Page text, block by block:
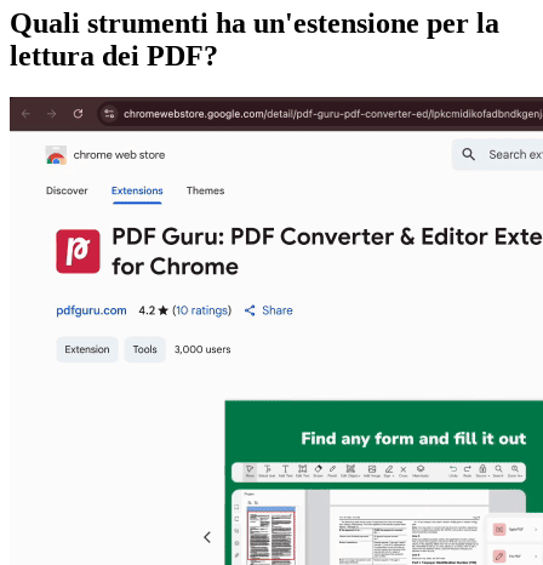
Quali strumenti ha un'estensione per la
lettura dei PDF?